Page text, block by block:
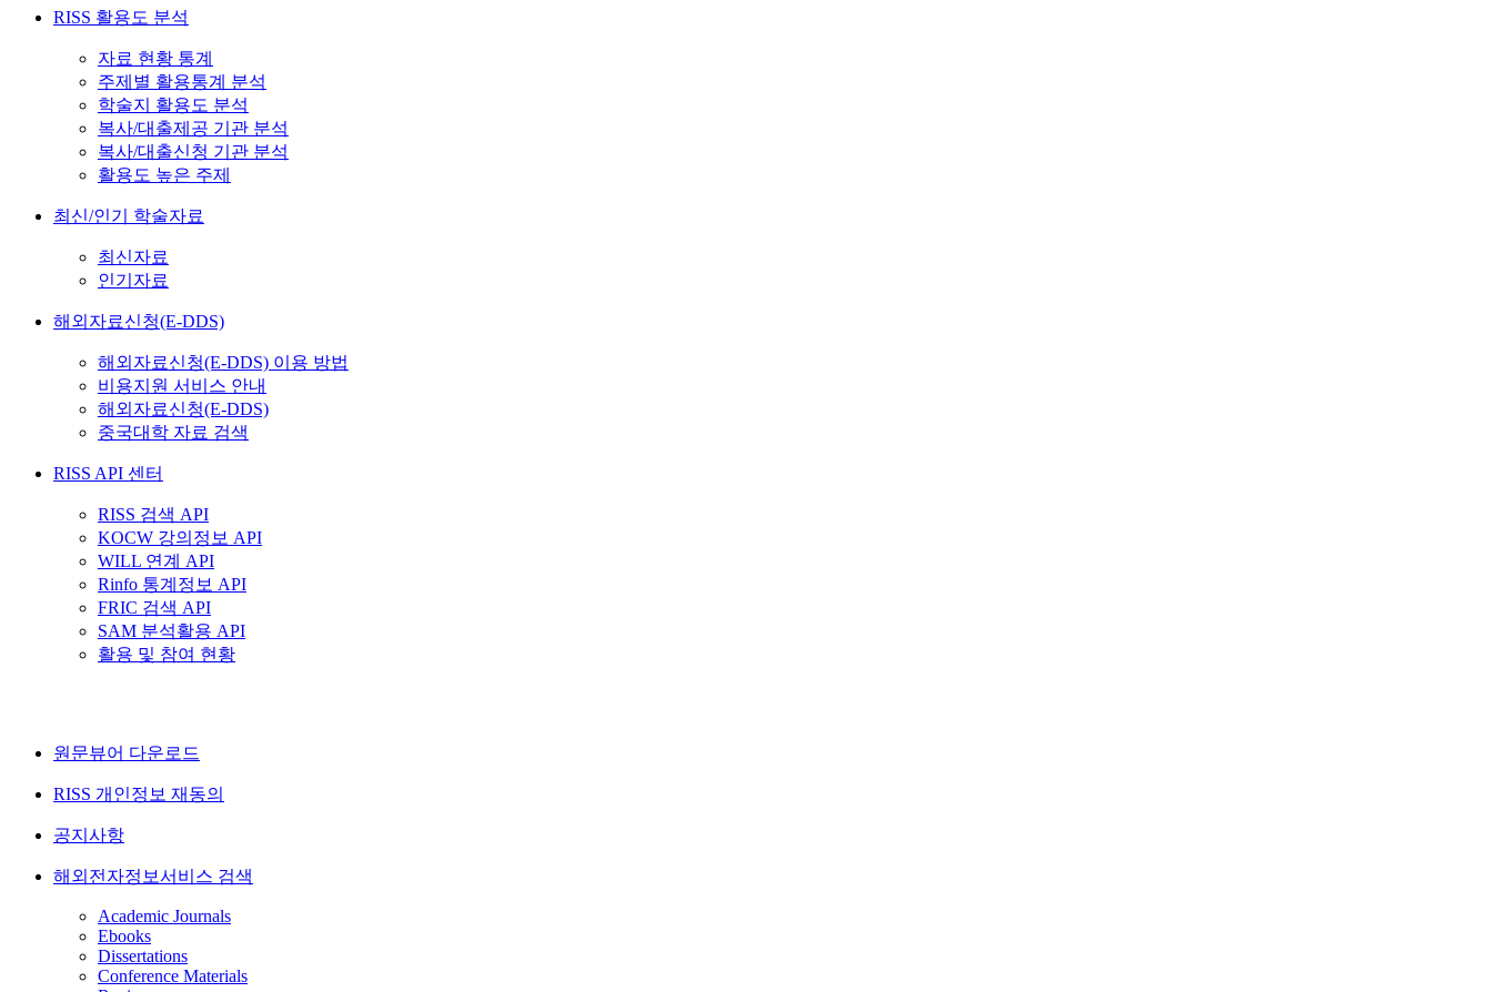
RISS 활용도 분석
자료 현황 통계
주제별 활용통계 분석
학술지 활용도 분석
복사/대출제공 기관 분석
복사/대출신청 기관 분석
활용도 높은 주제
최신/인기 학술자료
최신자료
인기자료
해외자료신청(E-DDS)
해외자료신청(E-DDS) 이용 방법
비용지원 서비스 안내
해외자료신청(E-DDS)
중국대학 자료 검색
RISS API 센터
RISS 검색 API
KOCW 강의정보 API
WILL 연계 API
Rinfo 통계정보 API
FRIC 검색 API
SAM 분석활용 API
활용 및 참여 현황
원문뷰어 다운로드
RISS 개인정보 재동의
공지사항
해외전자정보서비스 검색
Academic Journals
Ebooks
Dissertations
Conference Materials